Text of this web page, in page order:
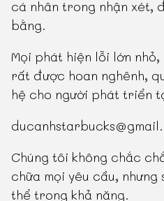
cá nhân trong nhận xét,
bằng.
Mọi phát hiện lỗi lớn
rất được hoan nghênh,
hệ cho người phát triển
Chúng tôi không chắc
chữa mọi yêu cầu,
thể trong khả năng.